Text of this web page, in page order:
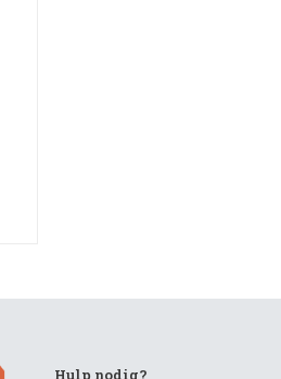
Hulp nodig?